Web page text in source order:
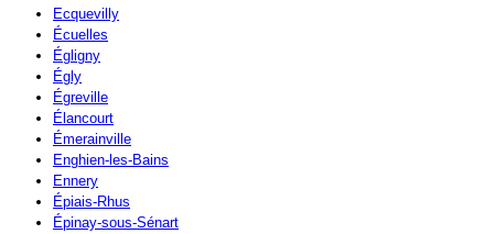
Ecquevilly
Écuelles
Égligny
Égly
Égreville
Élancourt
Émerainville
Enghien-les-Bains
Ennery
Épiais-Rhus
Épinay-sous-Sénart